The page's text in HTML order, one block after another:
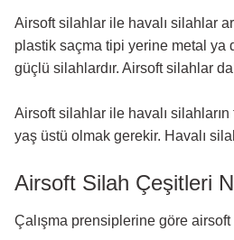
Airsoft silahlar ile havalı silahlar
plastik saçma tipi yerine metal ya
güçlü silahlardır. Airsoft silahlar
Airsoft silahlar ile havalı silahların
yaş üstü olmak gerekir. Havalı
Airsoft Silah Çeşitleri
Çalışma prensiplerine göre